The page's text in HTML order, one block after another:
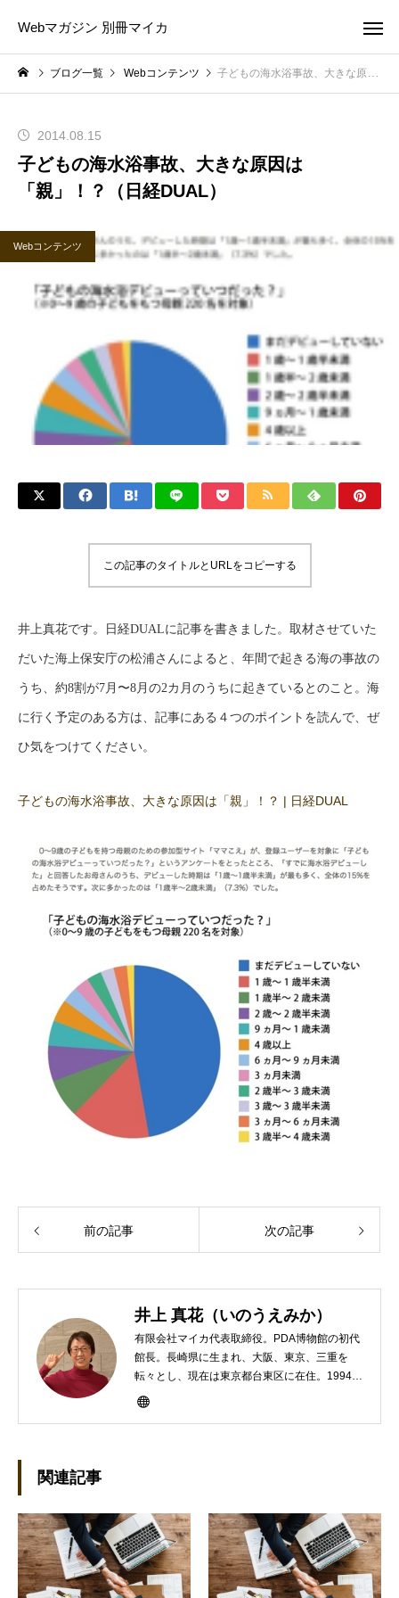
Webマガジン 別冊マイカ
ブログ一覧 Webコンテンツ 子どもの海水浴事故、大きな原因は「親」！？（日経DUAL）
2014.08.15
子どもの海水浴事故、大きな原因は
「親」！？（日経DUAL）
Webコンテンツ
この記事のタイトルとURLをコピーする
井上真花です。日経DUALに記事を書きました。取材させていた
だいた海上保安庁の松浦さんによると、年間で起きる海の事故の
うち、約8割が7月〜8月の2カ月のうちに起きているとのこと。海
に行く予定のある方は、記事にある４つのポイントを読んで、ぜ
ひ気をつけてください。
子どもの海水浴事故、大きな原因は「親」！？ | 日経DUAL
前の記事 次の記事
井上 真花（いのうえみか）
有限会社マイカ代表取締役。PDA博物館の初代
館長。長崎県に生まれ、大阪、東京、三重を
転々とし、現在は東京都台東区に在住。1994年
にHP100LXと出会ったのをきかっけに、フリ
制作。プライベートでは、井上円了哲学塾の第
一期修了生として「哲学カフェ＠神保町」の世
話人、2020年以降は「なごテツ」のオンライン
カフェの世話人を務める。趣味は考えること。
関連記事